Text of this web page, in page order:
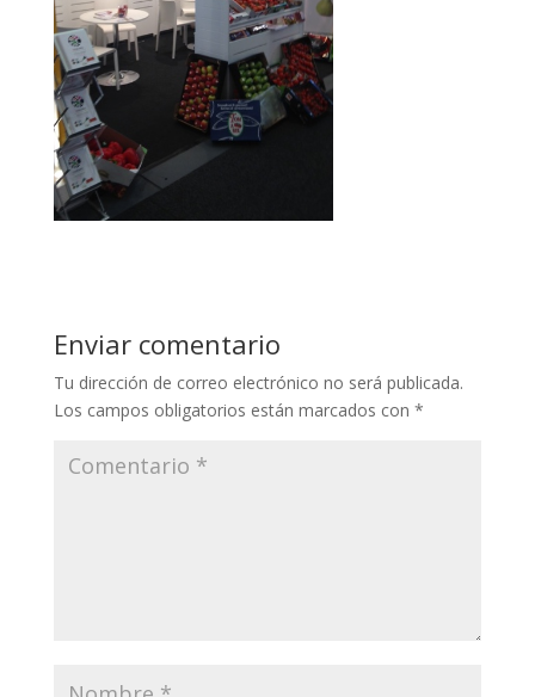
Enviar comentario
Tu dirección de correo electrónico no será publicada.
Los campos obligatorios están marcados con *